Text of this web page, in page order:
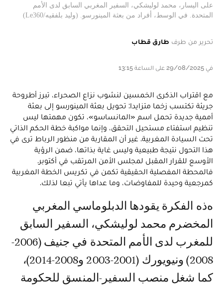
على اليسار، محمد لوليشكي، السفير المغربي السابق لدى الأمم
المتحدة. في الوسط، أفراد من بعثة المينورسو. (وليد بلفقيه/Le360)
تحرير من طرف طارق قطاب
في 29/08/2025 على الساعة 13:15
مع اقتراب الذكرى الخمسين لنشوب نزاع الصحراء، تبرز أطروحة
جريئة تكتسب زخما متزايدا: تحويل بعثة المينورسو إلى بعثة
أممية جديدة تحمل اسم «المانساسو»، تكون مهمتها ليس
تنظيم استفتاء مستحيل التحقق، وإنما مواكبة خطة الحكم الذاتي
تحت السيادة المغربية. غير أن المقاربة من منظور الرباط ترى في
هذا التحول نتيجة طبيعية وليس غاية بذاتها، ضمن الرؤية
الأوسع للقرار المقبل لمجلس الأمن المرتقب في أكتوبر.
فالمحطة المفصلية الحقيقية تكمن في تكريس الخطة المغربية
كمرجعية وحيدة للمفاوضات، وما عداها يأتي تبعا لذلك.
هذه الفكرة يقودها الدبلوماسي المغربي
المخضرم محمد لوليشكي، السفير السابق
للمغرب لدى الأمم المتحدة في جنيف (2006-
2008) ونيويورك (2001-2003 و2008-2014)،
كما شغل منصب السفير-المنسق للحكومة